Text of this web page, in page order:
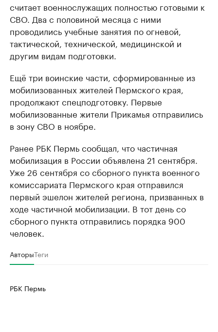
считает военнослужащих полностью готовыми к
СВО. Два с половиной месяца с ними
проводились учебные занятия по огневой,
тактической, технической, медицинской и
другим видам подготовки.
Ещё три воинские части, сформированные из
мобилизованных жителей Пермского края,
продолжают спецподготовку. Первые
мобилизованные жители Прикамья отправились
в зону СВО в ноябре.
Ранее РБК Пермь сообщал, что частичная
мобилизация в России объявлена 21 сентября.
Уже 26 сентября со сборного пункта военного
комиссариата Пермского края отправился
первый эшелон жителей региона, призванных в
ходе частичной мобилизации. В тот день со
сборного пункта отправились порядка 900
человек.
АвторыТеги
РБК Пермь